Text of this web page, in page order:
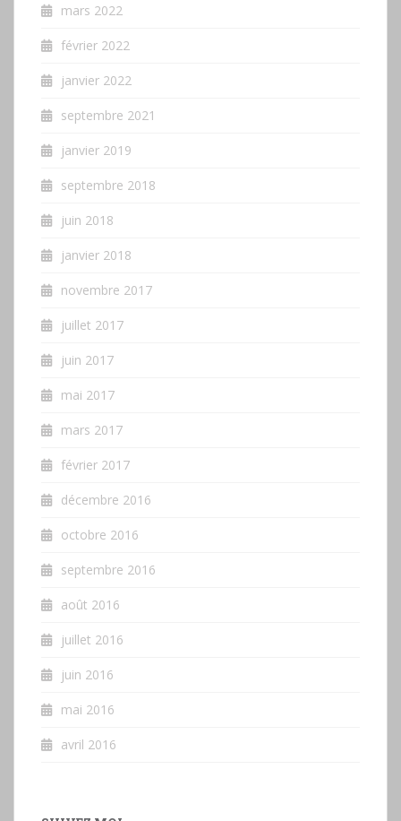
mars 2022
février 2022
janvier 2022
septembre 2021
janvier 2019
septembre 2018
juin 2018
janvier 2018
novembre 2017
juillet 2017
juin 2017
mai 2017
mars 2017
février 2017
décembre 2016
octobre 2016
septembre 2016
août 2016
juillet 2016
juin 2016
mai 2016
avril 2016